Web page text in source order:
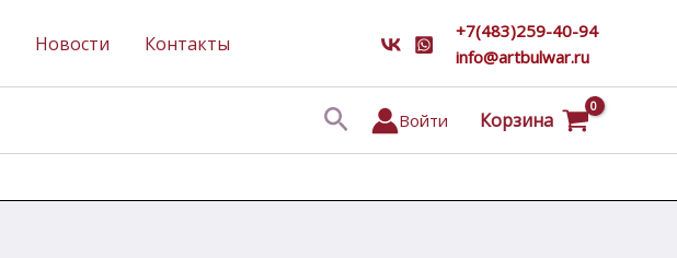
Новости Контакты
+7(483)259-40-94
info@artbulwar.ru
ПоискВойти Корзина